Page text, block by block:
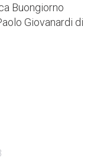
Buongiorno
Giovanardi di